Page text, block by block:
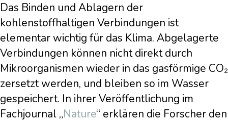
Das Binden und Ablagern der
kohlenstoffhaltigen Verbindungen ist
elementar wichtig für das Klima. Abgelagerte
Verbindungen können nicht direkt durch
Mikroorganismen wieder in das gasförmige CO₂
zersetzt werden, und bleiben so im Wasser
gespeichert. In ihrer Veröffentlichung im
Fachjournal „Nature“ erklären die Forscher den